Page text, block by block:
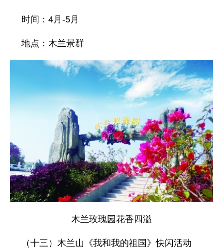
时间：4月-5月
地点：木兰景群
木兰玫瑰园花香四溢
（十三）木兰山《我和我的祖国》快闪活动